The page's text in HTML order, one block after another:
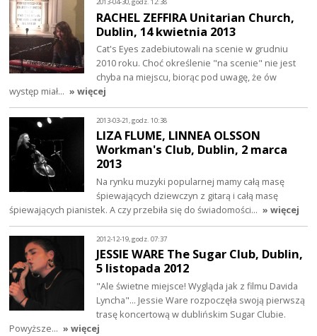
RACHEL ZEFFIRA Unitarian Church,
Dublin, 14 kwietnia 2013
Cat's Eyes zadebiutowali na scenie w grudniu
2010 roku. Choć określenie "na scenie" nie jest
chyba na miejscu, biorąc pod uwagę, że ów
występ miał… » więcej
2013-03-21, godz. 10:38
LIZA FLUME, LINNEA OLSSON
Workman's Club, Dublin, 2 marca
2013
Na rynku muzyki popularnej mamy całą masę
śpiewających dziewczyn z gitarą i całą masę
śpiewających pianistek. A czy przebiła się do świadomości… » więcej
2012-12-19, godz. 07:37
JESSIE WARE The Sugar Club, Dublin,
5 listopada 2012
"Ale świetne miejsce! Wygląda jak z filmu Davida
Lyncha"... Jessie Ware rozpoczęła swoją pierwszą
trasę koncertową w dublińskim Sugar Clubie.
Powyższe… » więcej